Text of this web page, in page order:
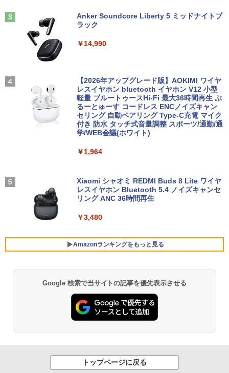
￥21,980
ore i3-8130U 第8世代 Microsoft Office
付き Windows11 東芝 dynabook B65
ノートパソコン 中古 PC パソコン 中古ノ
ートPC 最大SSD1TB 最大メモリ16GB
￥21,800
HD】富士通 LIFEBOOK U939/第8世代 C
ore i5/メモリ:8GB/M.2 SSD:256GB/512
GB/1TB/Wi-fi/Bluetooth/13.3型/HDMI/U
トパソコン Windows11
5
ノートパソコン 新品 14インチ Office搭
載 Windows11 Pro 日本語キーボード メ
モリ 12GB SSD 128GB 256GB 512GB 1
TB Webカメラ WiFi Bluetooth 選べる
カラー 14型 薄型 軽量
ャンス】GMKtec G5S ミニpc 【Intel N
FI6 Bluetooth5.2 4K 2画面出力 デスク
トップPC NucBox みにpc 省エネ オフィ
ス
￥46,248
Office2024付き デスクトップPC デスク
SSD 128GB～2TB メモリ8GB～32GB 2
年保証 安い 激安 オフィス業務 事務作業
デスクワーク 動画視聴 おしゃれ 本体の
Tiny Gen 5 12TES7DK00 (Windows 11
Pro/インテル Core i5 14500T/メモリ:16
GB/SSD:256GB)【デスクトップパソコ
ン】【送料無料】
￥139,500
【選べる2色 コスパ抜群】モバイルモニ
光沢IPS パネル Type-C対応 miniHDMI V
￥8,999
Yoothi 互換品 液晶 14.0インチ NEC LAV
IE N14 Slim N1455/HA N1455/HAL PC-
LED LCD 液晶ディスプレイ 修理交換用
￥9,800
【期間限定10%OFFクーポン 8/12 10時
×1 DP1.4×1 Adaptive Sync対応 フリッ
カーフリー ブルーライトカット モニター
40
￥12,980
￥19,800
BOOK （講談社 MOOK） [ 講談社 ]
￥2,200
Anker Soundcore Liberty 5 ミッドナイトブ
ラック
￥14,990
【2026年アップグレード版】AOKIMI ワイヤ
レスイヤホン bluetooth イヤホン V12 小型
軽量 ブルートゥースHi-Fi 最大36時間再生 ぶ
るーとゅーす コードレス ENCノイズキャン
セリング 自動ペアリング Type-C充電 マイク
付き 防水 タッチ式音量調整 スポーツ/通勤/通
学/WEB会議(ホワイト)
￥1,964
Xiaomi シャオミ REDMI Buds 8 Lite ワイヤ
レスイヤホン Bluetooth 5.4 ノイズキャンセ
リング ANC 36時間再生
￥3,480
Amazonランキングをもっと見る
BRUCE WAYNE feat. Flo Milli, ATL Jacob
[Explicit]
￥250
[Explicit]
【Amazon.co.jp限定】 い・ろ・は・す 2L P
ET ラベルレス ×8本
￥1,112
富士山の天然水 バナジウム含有 水 ミネラル
ウォーター ペットボトル 静岡県産 500ミリリ
薬屋のひとりごと 17巻 (デジタル版ビッグガ
ンガンコミックス)
￥770
エース)
Google 検索で当サイトの記事を優先表示させる
トップページに戻る